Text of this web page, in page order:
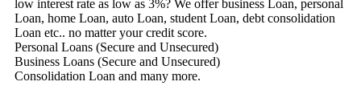
low interest rate as low as 3%? We offer business Loan, personal
Loan, home Loan, auto Loan, student Loan, debt consolidation
Loan etc.. no matter your credit score.
Personal Loans (Secure and Unsecured)
Business Loans (Secure and Unsecured)
Consolidation Loan and many more.